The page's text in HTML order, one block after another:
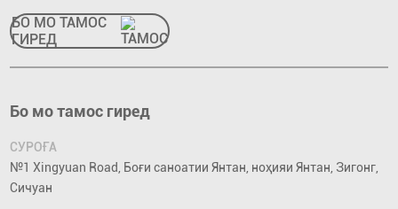
БО МО ТАМОС
ГИРЕД
Бо мо тамос гиред
СУРОҒА
№1 Xingyuan Road, Боғи саноатии Янтан, ноҳияи Янтан, Зигонг,
Сичуан